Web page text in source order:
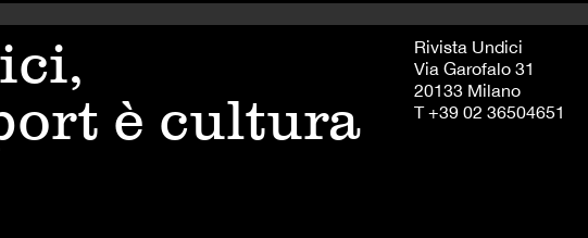
è cultura
Rivista Undici
Via Garofalo 31
20133 Milano
T +39 02 36504651